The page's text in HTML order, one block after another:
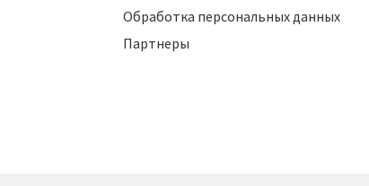
Обработка персональных данных
Партнеры